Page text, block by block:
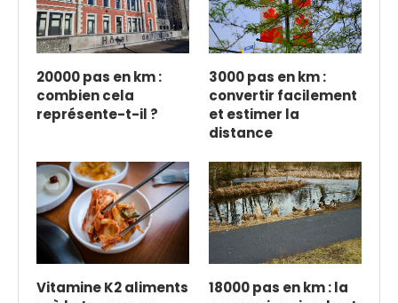
20000 pas en km :
combien cela
représente-t-il ?
3000 pas en km :
convertir facilement
et estimer la
distance
Vitamine K2 aliments
18000 pas en km : la